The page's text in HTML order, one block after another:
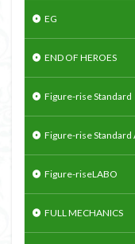
EG
END OF HEROES
Figure-rise Standard
Figure-rise Standard
Figure-riseLABO
FULL MECHANICS